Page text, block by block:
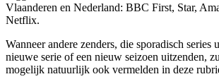
Vlaanderen en Nederland: BBC First, Star,
Netflix.
Wanneer andere zenders, die sporadisch series
nieuwe serie of een nieuw seizoen uitzenden,
mogelijk natuurlijk ook vermelden in deze